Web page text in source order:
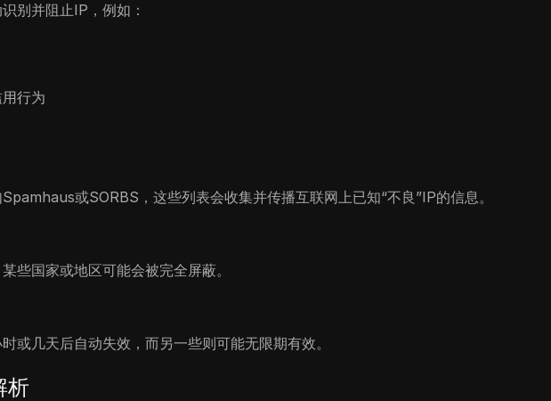
别并阻止IP，例如：
行为
或SORBS，这些列表会收集并传播互联网上已知“不良”IP的信息。
些国家或地区可能会被完全屏蔽。
或几天后自动失效，而另一些则可能无限期有效。
析